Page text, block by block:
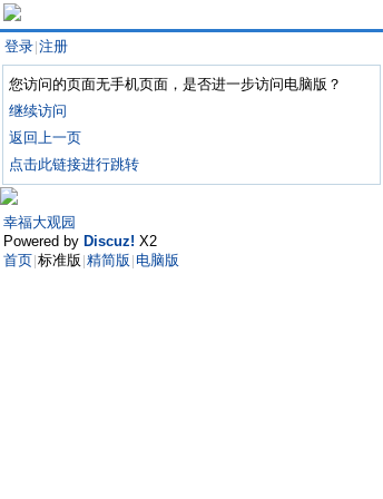
登录 注册
您访问的页面无手机页面，是否进一步访问电脑版？
继续访问
返回上一页
点击此链接进行跳转
幸福大观园
Powered by Discuz! X2
首页 标准版 精简版 电脑版